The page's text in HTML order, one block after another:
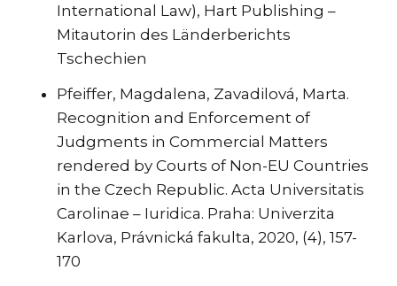
International Law), Hart Publishing –
Mitautorin des Länderberichts
Tschechien
Pfeiffer, Magdalena, Zavadilová, Marta.
Recognition and Enforcement of
Judgments in Commercial Matters
rendered by Courts of Non-EU Countries
in the Czech Republic. Acta Universitatis
Carolinae – Iuridica. Praha: Univerzita
Karlova, Právnická fakulta, 2020, (4), 157-
170